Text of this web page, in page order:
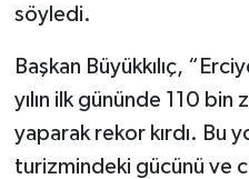
söyledi.
Başkan Büyükkılıç,
yılın ilk gününde 110
yaparak rekor kırdı. Bu
turizmindeki gücünü ve